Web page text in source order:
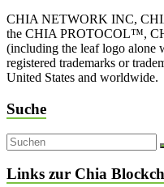
CHIA NETWORK INC,
the CHIA PROTOCOL™,
(including the leaf logo alone
registered trademarks or
United States and worldwide.
Suche
Links zur Chia